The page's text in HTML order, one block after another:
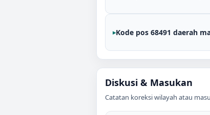
Kode pos 68491 daerah
Diskusi & Masukan
Catatan koreksi wilayah atau